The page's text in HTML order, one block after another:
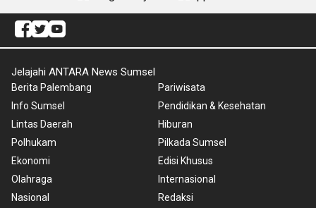
Jelajahi ANTARA News Sumsel
Berita Palembang
Info Sumsel
Lintas Daerah
Polhukam
Ekonomi
Olahraga
Nasional
Pariwisata
Pendidikan & Kesehatan
Hiburan
Pilkada Sumsel
Edisi Khusus
Internasional
Redaksi